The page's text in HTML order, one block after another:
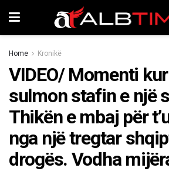
Home Kronikë
VIDEO/ Momenti
sulmon stafin e një
Thikën e mbaj për
nga një tregtar
drogës. Vodha